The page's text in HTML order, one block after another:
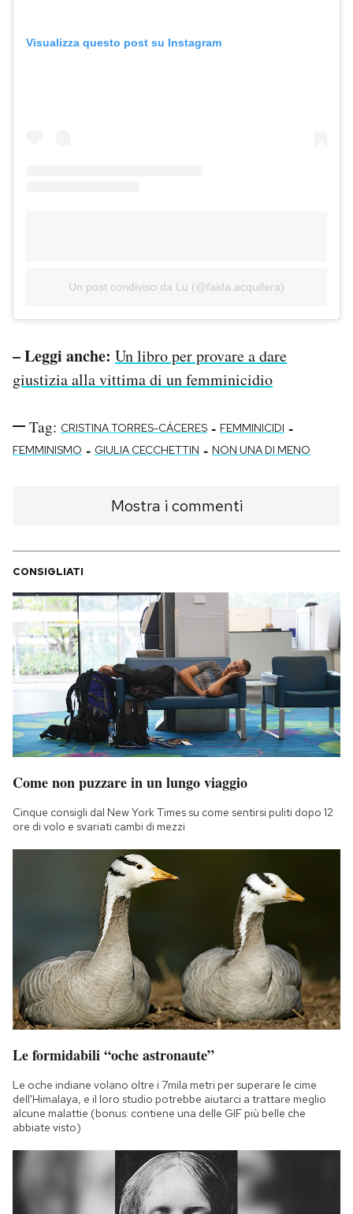
Visualizza questo post su Instagram
Un post condiviso da Lu (@faida.acquifera)
– Leggi anche: Un libro per provare a dare
giustizia alla vittima di un femminicidio
Tag: CRISTINA TORRES-CÁCERES - FEMMINICIDI -
FEMMINISMO - GIULIA CECCHETTIN - NON UNA DI MENO
Mostra i commenti
CONSIGLIATI
Come non puzzare in un lungo viaggio
Cinque consigli dal New York Times su come sentirsi puliti dopo 12
ore di volo e svariati cambi di mezzi
Le formidabili “oche astronaute”
Le oche indiane volano oltre i 7mila metri per superare le cime
dell'Himalaya, e il loro studio potrebbe aiutarci a trattare meglio
alcune malattie (bonus: contiene una delle GIF più belle che
abbiate visto)